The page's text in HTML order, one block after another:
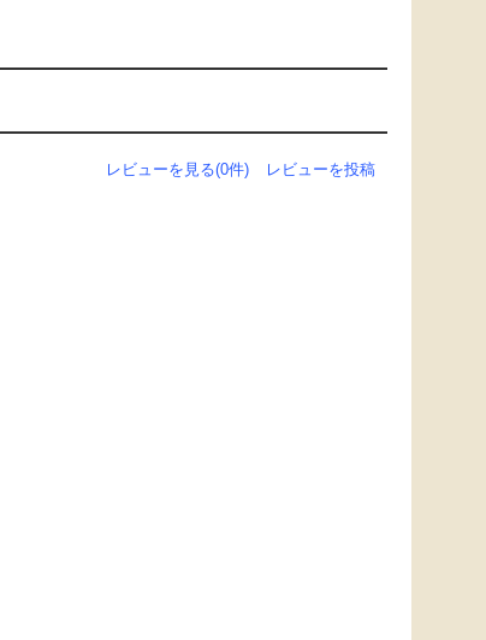
レビューを見る(0件) レビューを投稿